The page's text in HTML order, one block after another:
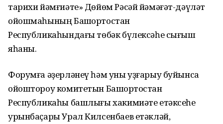
тарихи йәмғиәте» Дөйөм Рәсәй йәмәғәт-дәүләт
ойошмаһының Башҡортостан
Республикаһындағы төбәк бүлексәһе сығыш
яһаны.
Форумға әҙерләнеү һәм уны уҙғарыу буйынса
ойоштороу комитетын Башҡортостан
Республикаһы башлығы хакимиәте етәксеһе
урынбаҫары Урал Килсенбаев етәкләй,